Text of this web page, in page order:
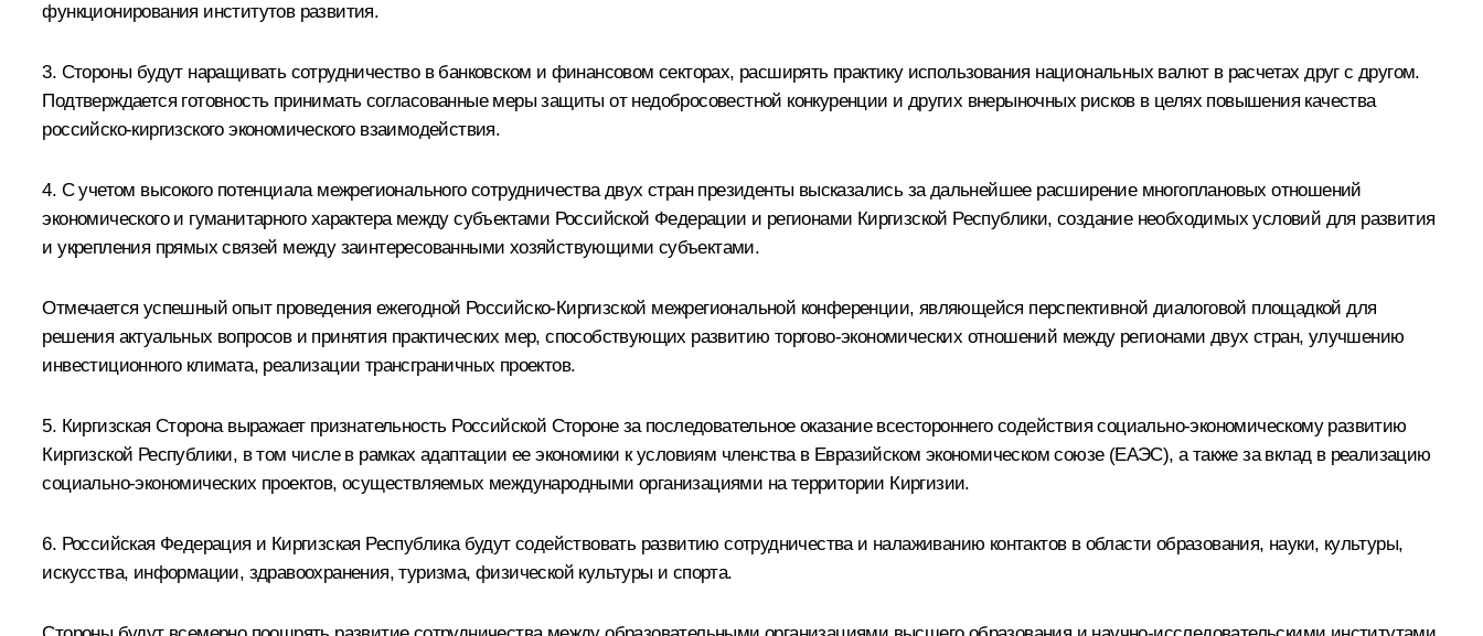
функционирования институтов развития.
3. Стороны будут наращивать сотрудничество в банковском и финансовом секторах, расширять практику использования национальных валют в расчетах друг с другом.
Подтверждается готовность принимать согласованные меры защиты от недобросовестной конкуренции и других внерыночных рисков в целях повышения качества
российско-киргизского экономического взаимодействия.
4. С учетом высокого потенциала межрегионального сотрудничества двух стран президенты высказались за дальнейшее расширение многоплановых отношений
экономического и гуманитарного характера между субъектами Российской Федерации и регионами Киргизской Республики, создание необходимых условий для развития
и укрепления прямых связей между заинтересованными хозяйствующими субъектами.
Отмечается успешный опыт проведения ежегодной Российско-Киргизской межрегиональной конференции, являющейся перспективной диалоговой площадкой для
решения актуальных вопросов и принятия практических мер, способствующих развитию торгово-экономических отношений между регионами двух стран, улучшению
инвестиционного климата, реализации трансграничных проектов.
5. Киргизская Сторона выражает признательность Российской Стороне за последовательное оказание всестороннего содействия социально-экономическому развитию
Киргизской Республики, в том числе в рамках адаптации ее экономики к условиям членства в Евразийском экономическом союзе (ЕАЭС), а также за вклад в реализацию
социально-экономических проектов, осуществляемых международными организациями на территории Киргизии.
6. Российская Федерация и Киргизская Республика будут содействовать развитию сотрудничества и налаживанию контактов в области образования, науки, культуры,
искусства, информации, здравоохранения, туризма, физической культуры и спорта.